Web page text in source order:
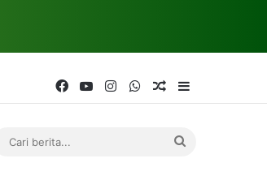
FacebookYouTubeInstagramWhatsAppRandom Article
In